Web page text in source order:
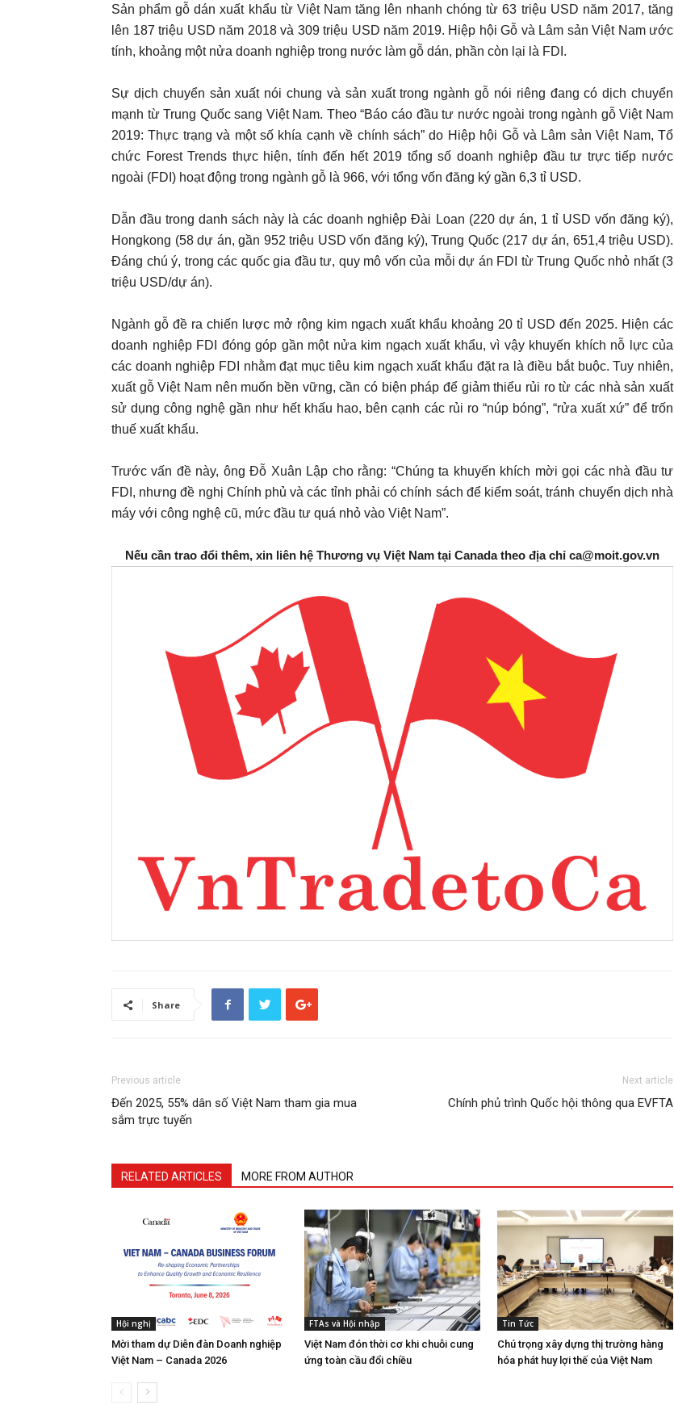
Sản phẩm gỗ dán xuất khẩu từ Việt Nam tăng lên nhanh chóng từ 63 triệu USD năm 2017, tăng
lên 187 triệu USD năm 2018 và 309 triệu USD năm 2019. Hiệp hội Gỗ và Lâm sản Việt Nam ước
tính, khoảng một nửa doanh nghiệp trong nước làm gỗ dán, phần còn lại là FDI.
Sự dịch chuyển sản xuất nói chung và sản xuất trong ngành gỗ nói riêng đang có dịch chuyển
mạnh từ Trung Quốc sang Việt Nam. Theo “Báo cáo đầu tư nước ngoài trong ngành gỗ Việt Nam
2019: Thực trạng và một số khía cạnh về chính sách” do Hiệp hội Gỗ và Lâm sản Việt Nam, Tổ
chức Forest Trends thực hiện, tính đến hết 2019 tổng số doanh nghiệp đầu tư trực tiếp nước
ngoài (FDI) hoạt động trong ngành gỗ là 966, với tổng vốn đăng ký gần 6,3 tỉ USD.
Dẫn đầu trong danh sách này là các doanh nghiệp Đài Loan (220 dự án, 1 tỉ USD vốn đăng ký),
Hongkong (58 dự án, gần 952 triệu USD vốn đăng ký), Trung Quốc (217 dự án, 651,4 triệu USD).
Đáng chú ý, trong các quốc gia đầu tư, quy mô vốn của mỗi dự án FDI từ Trung Quốc nhỏ nhất (3
triệu USD/dự án).
Ngành gỗ đề ra chiến lược mở rộng kim ngạch xuất khẩu khoảng 20 tỉ USD đến 2025. Hiện các
doanh nghiệp FDI đóng góp gần một nửa kim ngạch xuất khẩu, vì vậy khuyến khích nỗ lực của
các doanh nghiệp FDI nhằm đạt mục tiêu kim ngạch xuất khẩu đặt ra là điều bắt buộc. Tuy nhiên,
xuất gỗ Việt Nam nên muốn bền vững, cần có biện pháp để giảm thiểu rủi ro từ các nhà sản xuất
sử dụng công nghệ gần như hết khấu hao, bên cạnh các rủi ro “núp bóng”, “rửa xuất xứ” để trốn
thuế xuất khẩu.
Trước vấn đề này, ông Đỗ Xuân Lập cho rằng: “Chúng ta khuyến khích mời gọi các nhà đầu tư
FDI, nhưng đề nghị Chính phủ và các tỉnh phải có chính sách để kiểm soát, tránh chuyển dịch nhà
máy với công nghệ cũ, mức đầu tư quá nhỏ vào Việt Nam”.
Nếu cần trao đổi thêm, xin liên hệ Thương vụ Việt Nam tại Canada theo địa chỉ ca@moit.gov.vn
Share
Previous article
Đến 2025, 55% dân số Việt Nam tham gia mua
sắm trực tuyến
Next article
Chính phủ trình Quốc hội thông qua EVFTA
RELATED ARTICLES MORE FROM AUTHOR
Hội nghị
Mời tham dự Diễn đàn Doanh nghiệp
Việt Nam – Canada 2026
FTAs và Hội nhập
Việt Nam đón thời cơ khi chuỗi cung
ứng toàn cầu đổi chiều
Tin Tức
Chú trọng xây dựng thị trường hàng
hóa phát huy lợi thế của Việt Nam